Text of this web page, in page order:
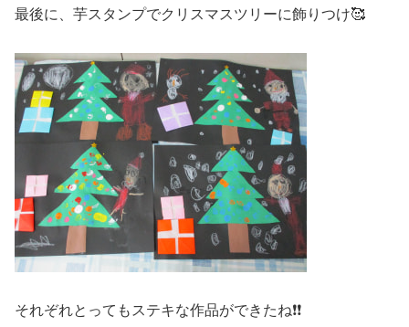
最後に、芋スタンプでクリスマスツリーに飾りつけ🥰
それぞれとってもステキな作品ができたね❗❗